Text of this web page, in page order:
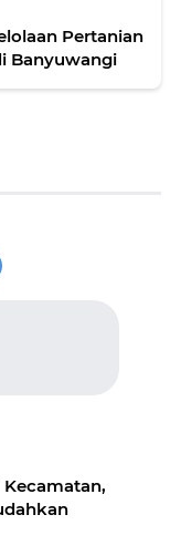
Pertanian
Banyuwangi
Kecamatan,